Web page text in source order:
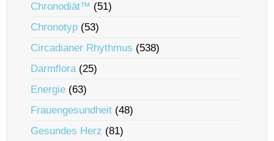
Chronodiät™ (51)
Chronotyp (53)
Circadianer Rhythmus (538)
Darmflora(25)
Energie (63)
Frauengesundheit (48)
Gesundes Herz (81)